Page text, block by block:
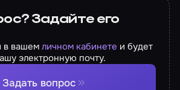
Задайте его
в вашемличном кабинете и будет
электронную почту.
Задать вопрос